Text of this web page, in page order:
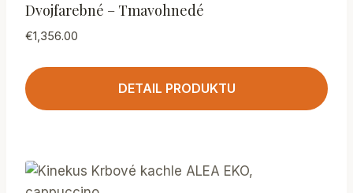
Dvojfarebné – Tmavohnedé
€1,356.00
DETAIL PRODUKTU